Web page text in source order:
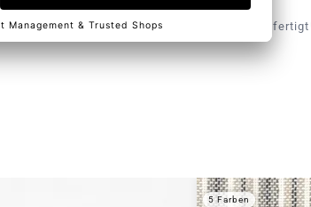
Telefonische Beratung In Deutschland gefertigt
5 Farben